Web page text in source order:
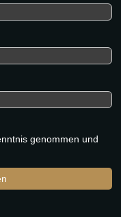
genommen und